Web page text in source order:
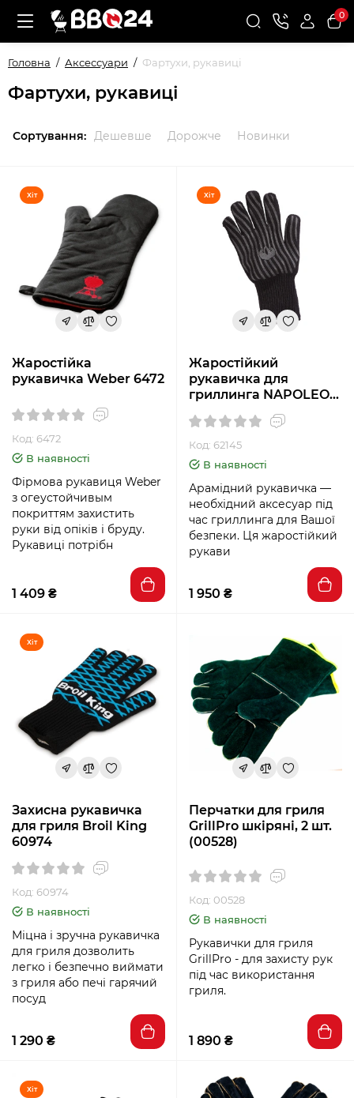
0
Головна Аксессуари Фартухи, рукавиці
Фартухи, рукавиці
Сортування: Дешевше Дорожче Новинки
Хіт
Жаростійка
рукавичка Weber 6472
Код: 6472
В наявності
Фірмова рукавиця Weber
з огеустойчивым
покриттям захистить
руки від опіків і бруду.
Рукавиці потрібн
1 409 ₴
Хіт
Жаростійкий
рукавичка для
гриллинга NAPOLEON
Код: 62145
В наявності
Арамідний рукавичка —
необхідний аксесуар під
час гриллинга для Вашої
безпеки. Ця жаростійкий
рукави
1 950 ₴
Хіт
Захисна рукавичка
для гриля Broil King
60974
Код: 60974
В наявності
Міцна і зручна рукавичка
для гриля дозволить
легко і безпечно виймати
з гриля або печі гарячий
посуд
1 290 ₴
Перчатки для гриля
GrillPro шкіряні, 2 шт.
(00528)
Код: 00528
В наявності
Рукавички для гриля
GrillPro - для захисту рук
під час використання
гриля.
1 890 ₴
Хіт